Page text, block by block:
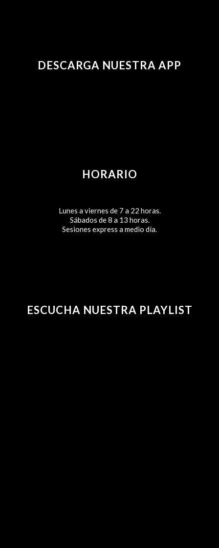
DESCARGA NUESTRA APP
HORARIO
Lunes a viernes de 7 a 22 horas.
Sábados de 8 a 13 horas.
Sesiones express a medio día.
ESCUCHA NUESTRA PLAYLIST